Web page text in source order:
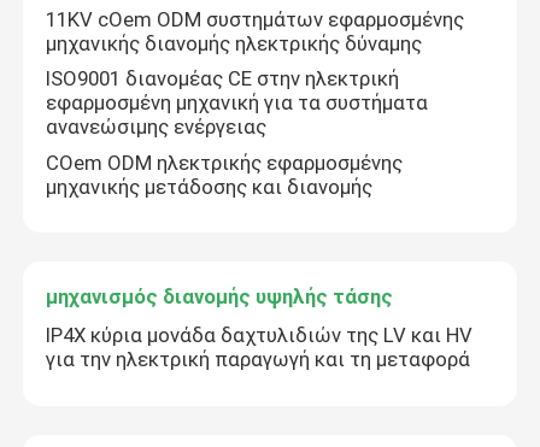
ηλεκτρικό κιβώτιο περιφράξεων
Εφαρμοσμένη μηχανική διανομής ηλεκτρικής δύναμης
11KV cOem ODM συστημάτων εφαρμοσμένης
μηχανικής διανομής ηλεκτρικής δύναμης
ISO9001 διανομέας CE στην ηλεκτρική
εφαρμοσμένη μηχανική για τα συστήματα
ανανεώσιμης ενέργειας
COem ODM ηλεκτρικής εφαρμοσμένης
μηχανικής μετάδοσης και διανομής
μηχανισμός διανομής υψηλής τάσης
IP4X κύρια μονάδα δαχτυλιδιών της LV και HV
για την ηλεκτρική παραγωγή και τη μεταφορά